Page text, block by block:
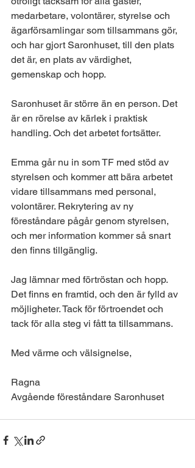
medarbetare, volontärer, styrelse och
ägarförsamlingar som tillsammans gör,
och har gjort Saronhuset, till den plats
det är, en plats av värdighet,
gemenskap och hopp.
Saronhuset är större än en person. Det
är en rörelse av kärlek i praktisk
handling. Och det arbetet fortsätter.
Emma går nu in som TF med stöd av
styrelsen och kommer att bära arbetet
vidare tillsammans med personal,
volontärer. Rekrytering av ny
föreståndare pågår genom styrelsen,
och mer information kommer så snart
den finns tillgänglig.
Jag lämnar med förtröstan och hopp.
Det finns en framtid, och den är fylld av
möjligheter. Tack för förtroendet och
tack för alla steg vi fått ta tillsammans.
Med värme och välsignelse,
Ragna
Avgående föreståndare Saronhuset